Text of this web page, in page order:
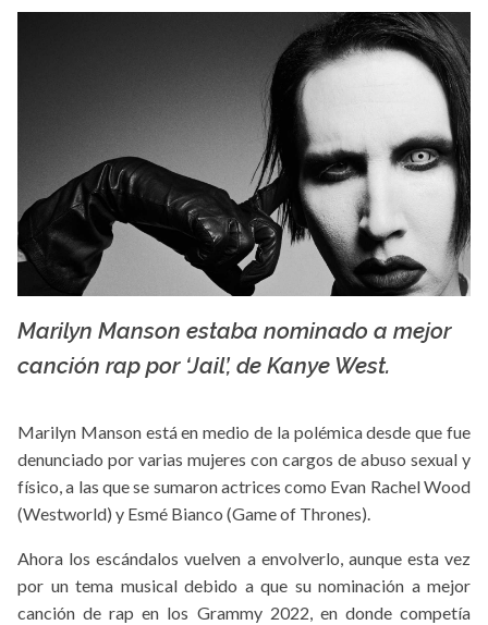
Marilyn Manson estaba nominado a mejor
canción rap por ‘Jail’, de Kanye West.
Marilyn Manson está en medio de la polémica desde que fue
denunciado por varias mujeres con cargos de abuso sexual y
físico, a las que se sumaron actrices como Evan Rachel Wood
(Westworld) y Esmé Bianco (Game of Thrones).
Ahora los escándalos vuelven a envolverlo, aunque esta vez
por un tema musical debido a que su nominación a mejor
canción de rap en los Grammy 2022, en donde competía